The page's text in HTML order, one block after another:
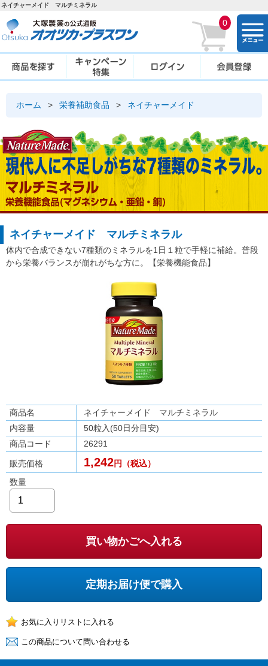
ネイチャーメイド マルチミネラル
0
ホーム > 栄養補助食品 > ネイチャーメイド
ネイチャーメイド マルチミネラル
体内で合成できない7種類のミネラルを1日１粒で手軽に補給。普段
から栄養バランスが崩れがちな方に。【栄養機能食品】
商品名
ネイチャーメイド マルチミネラル
内容量
50粒入(50日分目安)
商品コード
26291
販売価格 1,242円（税込）
数量
買い物かごへ入れる
定期お届け便で購入